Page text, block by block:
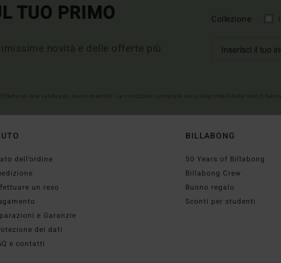
TUO PRIMO
novità e delle offerte più
Collezione
dell’ordine
un reso
e Garanzie
dei dati
e contatti
BILLABONG
50 Years of Billabong
Billabong Crew
Buono regalo
Sconti per studenti